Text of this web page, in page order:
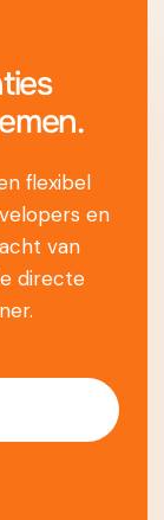
flexibel
en
van
directe